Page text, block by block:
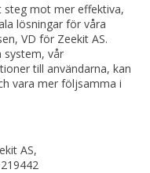
mot mer effektiva,
lösningar för våra
VD för Zeekit AS.
system, vår
till användarna, kan
vara mer följsamma i
AS,